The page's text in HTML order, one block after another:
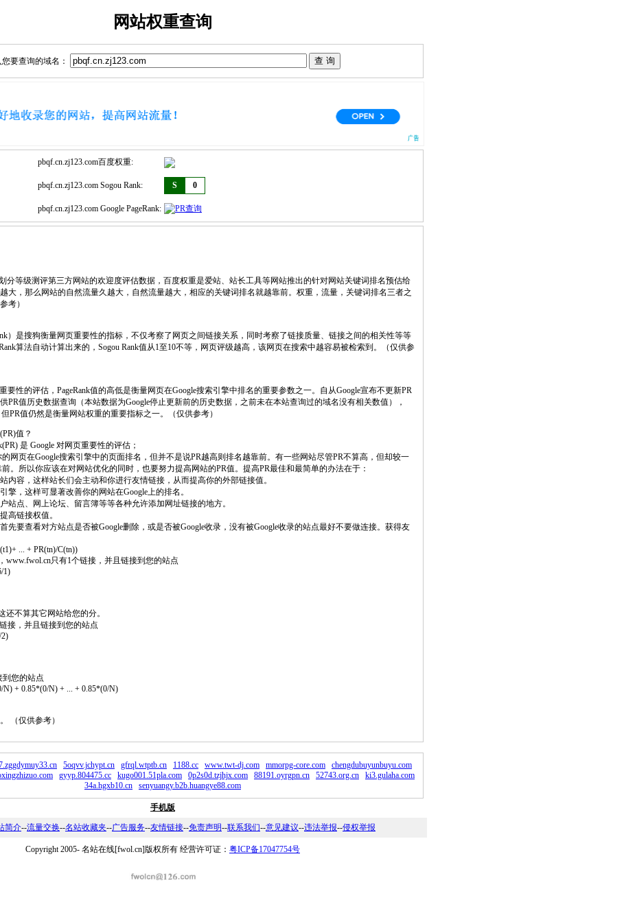
网站权重查询
要查询的域名：
pbqf.cn.zj123.com百度权重:
pbqf.cn.zj123.com Sogou Rank: S 0
pbqf.cn.zj123.com Google PageRank:
分等级测评第三方网站的欢迎度评估数据，百度权重是爱站、站长工具等网站推出的针对网站关键词排名预估给
大，那么网站的自然流量久越大，自然流量越大，相应的关键词排名就越靠前。权重，流量，关键词排名三者之
考）
）是搜狗衡量网页重要性的指标，不仅考察了网页之间链接关系，同时考察了链接质量、链接之间的相关性等等
算法自动计算出来的，Sogou Rank值从1至10不等，网页评级越高，该网页在搜索中越容易被检索到。（仅供参
重要性的评估，PageRank值的高低是衡量网页在Google搜索引擎中排名的重要参数之一。自从Google宣布不更新PR
PR值历史数据查询（本站数据为Google停止更新前的历史数据，之前未在本站查询过的域名没有相关数值），
PR值仍然是衡量网站权重的重要指标之一。（仅供参考）
值？
是 Google 对网页重要性的评估；
网页在Google搜索引擎中的页面排名，但并不是说PR越高则排名越靠前。有一些网站尽管PR不算高，但却较一
。所以你应该在对网站优化的同时，也要努力提高网站的PR值。提高PR最佳和最简单的办法在于：
内容，这样站长们会主动和你进行友情链接，从而提高你的外部链接值。
擎，这样可显著改善你的网站在Google上的排名。
站点、网上论坛、留言簿等等各种允许添加网址链接的地方。
高链接权值。
先要查看对方站点是否被Google删除，或是否被Google收录，没有被Google收录的站点最好不要做连接。获得友
... + PR(tn)/C(tn))
www.fwol.cn只有1个链接，并且链接到您的站点
1)
还不算其它网站给您的分。
接，并且链接到您的站点
到您的站点
N) + 0.85*(0/N) + ... + 0.85*(0/N)
（仅供参考）
5oqvv.jchypt.cn gfrql.wtptb.cn 1188.cc www.twt-dj.com mmorpg-core.com
chengdubuyunbuyu.com
gyyp.804475.cc kugo001.51pla.com 0p2s0d.tzjhjx.com 88191.oyrgpn.cn 52743.org.cn
ki3.gulaha.com
34a.hgxb10.cn
senyuangy.b2b.huangye88.com
手机版
简介--流量交换--名站收藏夹--广告服务--友情链接--免责声明--联系我们--意见建议--违法举报--侵权举报
Copyright 2005- 名站在线[fwol.cn]版权所有 经营许可证： 粤ICP备17047754号